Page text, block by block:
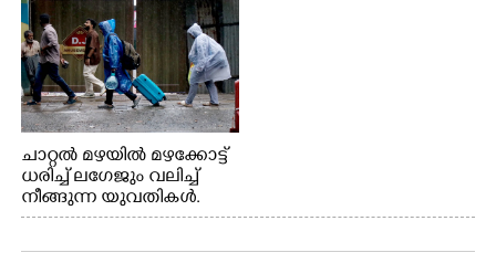
ചാറ്റൽ മഴയിൽ മഴക്കോട്ട്
ധരിച്ച് ലഗേജും വലിച്ച്
നീങ്ങുന്ന യുവതികൾ.
എറണാകുളം മേനകയിൽ